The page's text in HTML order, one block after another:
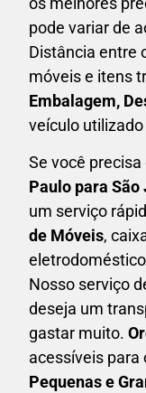
pode variar de
Distância entre
móveis e itens
Embalagem,
veículo
Se você precisa
Paulo para
um serviço
de Móveis,
Nosso serviço
deseja um
gastar muito.
acessíveis para
Pequenas e